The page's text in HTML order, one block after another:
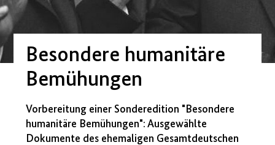
Besondere humanitäre
Bemühungen
Vorbereitung einer Sonderedition "Besondere
humanitäre Bemühungen": Ausgewählte
Dokumente des ehemaligen Gesamtdeutschen